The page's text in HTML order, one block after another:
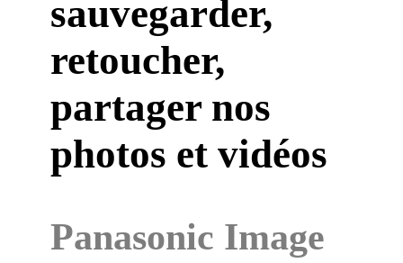
sauvegarder,
retoucher,
partager nos
photos et vidéos
Panasonic Image